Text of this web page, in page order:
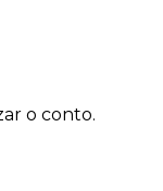
o conto.